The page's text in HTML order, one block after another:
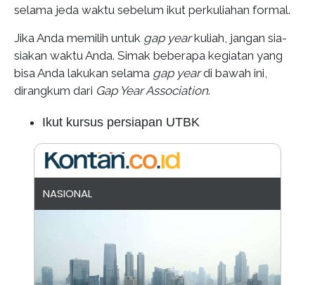
selama jeda waktu sebelum ikut perkuliahan formal.
Jika Anda memilih untuk gap yearkuliah, jangan sia-
siakan waktu Anda. Simak beberapa kegiatan yang
bisa Anda lakukan selama gap yeardi bawah ini,
dirangkum dari Gap Year Association.
Ikut kursus persiapan UTBK
NASIONAL